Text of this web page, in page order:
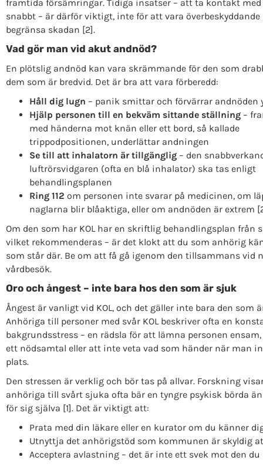
framtida försämringar. Tidiga insatser – att ta kontakt med
snabbt – är därför viktigt, inte för att vara
begränsa skadan [2].
Vad gör man vid akut andnöd?
En plötslig andnöd kan vara skrämmande för den som
dem som är bredvid. Det är bra att vara förberedd:
Håll dig lugn – panik smittar och förvärrar andnöden
Hjälp personen till en bekväm sittande ställning–
med händerna mot knän eller ett bord, så kallade
trippodpositionen, underlättar andningen
Se till att inhalatorn är tillgänglig– den
luftrörsvidgaren (ofta en blå inhalator) ska tas enligt
behandlingsplanen
Ring 112 om personen inte svarar på medicinen, om
naglarna blir blåaktiga, eller om andnöden är extrem
Om den som har KOL har en skriftlig behandlingsplan från
vilket rekommenderas – är det klokt att du som anhörig
som står där. Be om att få gå igenom den tillsammans vid
vårdbesök.
Oro och ångest – inte bara hos den som är sjuk
Ångest är vanligt vid KOL, och det gäller inte bara den som
Anhöriga till personer med svår KOL beskriver ofta en
bakgrundsstress – en rädsla för att lämna personen
ett nödsamtal eller att inte veta vad som händer när man
plats.
Den stressen är verklig och bör tas på allvar. Forskning
anhöriga till svårt sjuka ofta bär en tyngre psykisk börda
för sig själva [1]. Det är viktigt att:
Prata med din läkare eller en kurator om du känner
Utnyttja det anhörigstöd som kommunen är skyldig
Acceptera avlastning – det är inte ett svek mot den du